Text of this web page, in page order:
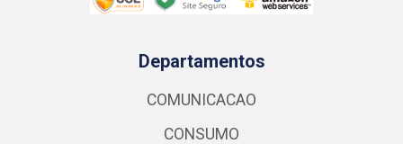
Departamentos
COMUNICACAO
CONSUMO